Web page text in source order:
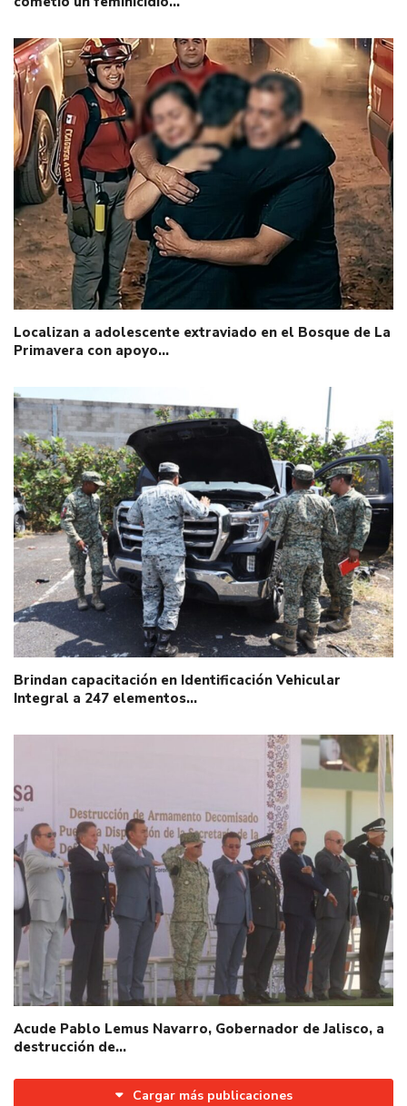
Localizan a adolescente extraviado en el Bosque de La
Primavera con apoyo…
Brindan capacitación en Identificación Vehicular
Integral a 247 elementos…
Acude Pablo Lemus Navarro, Gobernador de Jalisco, a
destrucción de…
Cargar más publicaciones